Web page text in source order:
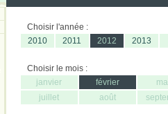
Choisir l'année :
2010
2011 2012 2013
Choisir le mois :
janvier
février
juillet
août